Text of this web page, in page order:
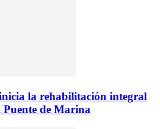
la rehabilitación integral
Puente de Marina